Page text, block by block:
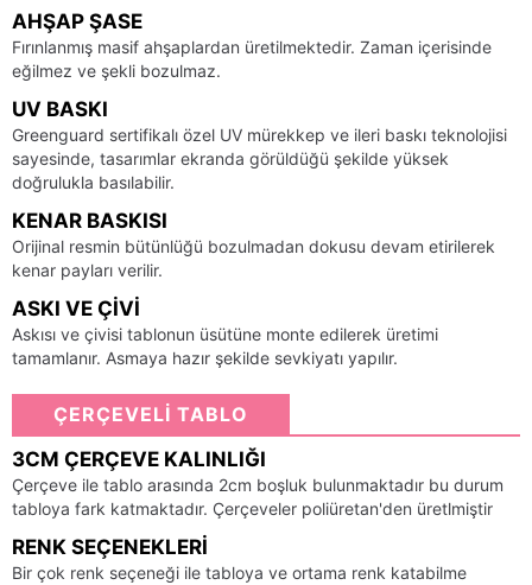
AHŞAP ŞASE
Fırınlanmış masif ahşaplardan üretilmektedir. Zaman içerisinde
eğilmez ve şekli bozulmaz.
UV BASKI
Greenguard sertifikalı özel UV mürekkep ve ileri baskı teknolojisi
sayesinde, tasarımlar ekranda görüldüğü şekilde yüksek
doğrulukla basılabilir.
KENAR BASKISI
Orijinal resmin bütünlüğü bozulmadan dokusu devam etirilerek
kenar payları verilir.
ASKI VE ÇIVI
Askısı ve çivisi tablonun üsütüne monte edilerek üretimi
tamamlanır. Asmaya hazır şekilde sevkiyatı yapılır.
ÇERÇEVELİ TABLO
3CM ÇERÇEVE KALINLIĞI
Çerçeve ile tablo arasında 2cm boşluk bulunmaktadır bu durum
tabloya fark katmaktadır. Çerçeveler poliüretan'den üretlmiştir
RENK SEÇENEKLERI
Bir çok renk seçeneği ile tabloya ve ortama renk katabilme